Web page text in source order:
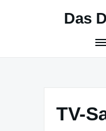
Das
TV-